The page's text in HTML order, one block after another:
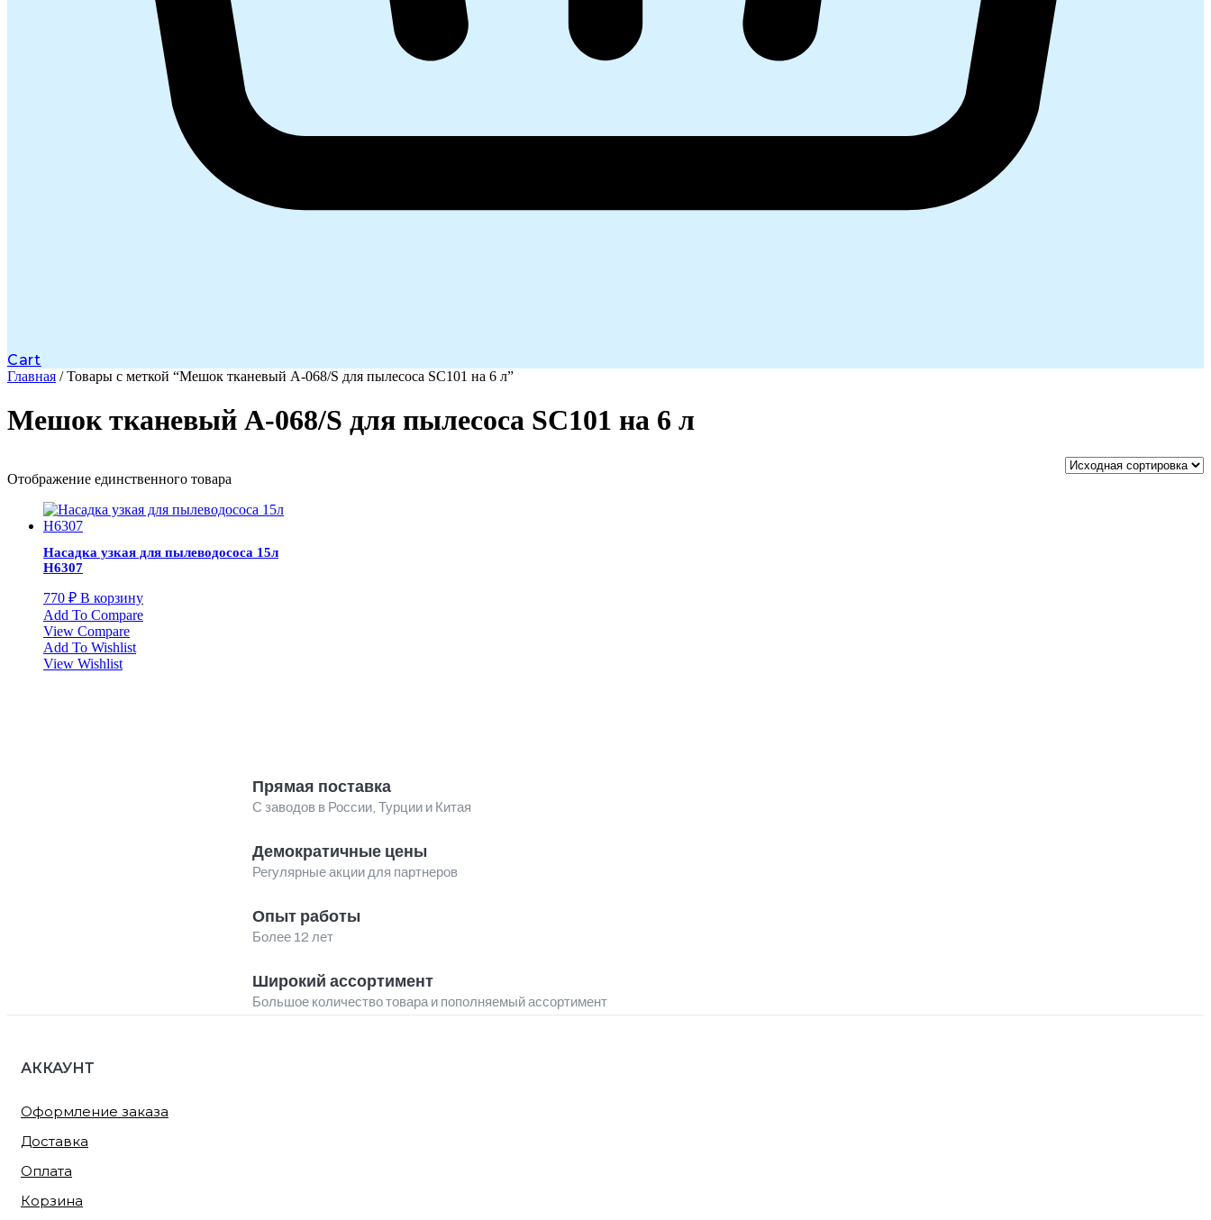
Cart
Главная / Товары с меткой “Мешок тканевый А-068/S для пылесоса SC101 на 6 л”
Мешок тканевый А-068/S для пылесоса SC101 на 6 л
Отображение единственного товара
Насадка узкая для пылеводососа 15л
H6307
770 ₽ В корзину
Add To Compare
View Compare
Add To Wishlist
View Wishlist
Прямая поставка
С заводов в России, Турции и Китая
Демократичные цены
Регулярные акции для партнеров
Опыт работы
Более 12 лет
Широкий ассортимент
Большое количество товара и пополняемый ассортимент
АККАУНТ
Оформление заказа
Доставка
Оплата
Корзина